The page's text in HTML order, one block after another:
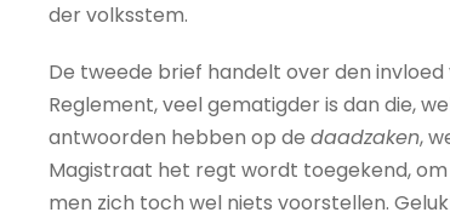
der volksstem.
De tweede brief handelt over den
Reglement, veel gematigder is dan die,
antwoorden hebben op de daadzaken,
Magistraat het regt wordt toegekend, om
men zich toch wel niets voorstellen.